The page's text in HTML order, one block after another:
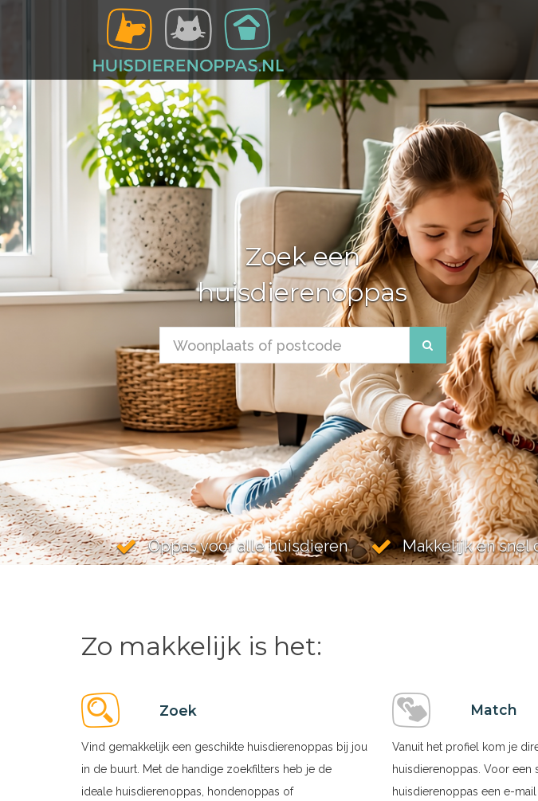
Zoek een
huisdierenoppas
Oppas voor alle huisdieren Makkelijk en snel
Zo makkelijk is het:
Zoek
Vind gemakkelijk een geschikte huisdierenoppas bij jou
in de buurt. Met de handige zoekfilters heb je de
ideale huisdierenoppas, hondenoppas of
Match
Vanuit het profiel kom je
huisdierenoppas. Voor een
huisdierenoppas een e-